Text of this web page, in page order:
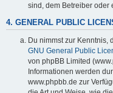
sind, dem Betreiber oder
4. GENERAL PUBLIC
Du nimmst zur Kenntnis,
GNU General Public
von phpBB Limited
Informationen werden
www.phpbb.de zur